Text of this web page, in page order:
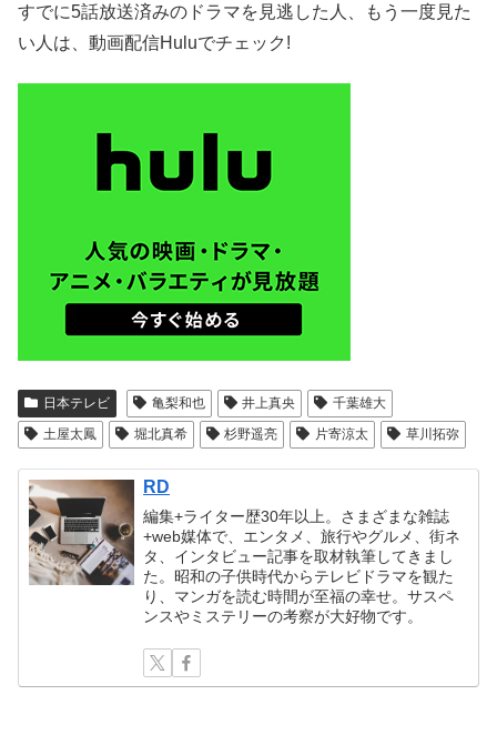
すでに5話放送済みのドラマを見逃した人、もう一度見た
い人は、動画配信Huluでチェック!
日本テレビ 亀梨和也 井上真央
千葉雄大
土屋太鳳
堀北真希 杉野遥亮 片寄涼太 草川拓弥
RD
編集+ライター歴30年以上。さまざまな雑誌
+web媒体で、エンタメ、旅行やグルメ、街ネ
タ、インタビュー記事を取材執筆してきまし
た。昭和の子供時代からテレビドラマを観た
り、マンガを読む時間が至福の幸せ。サスペ
ンスやミステリーの考察が大好物です。